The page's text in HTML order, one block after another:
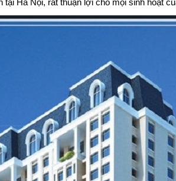
Hà Nội, rất thuận lợi cho mọi sinh hoạt